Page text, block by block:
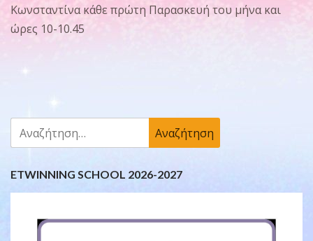
Κωνσταντίνα κάθε πρώτη Παρασκευή του μήνα και
ώρες 10-10.45
Αναζήτηση
για:
ETWINNING SCHOOL 2026-2027